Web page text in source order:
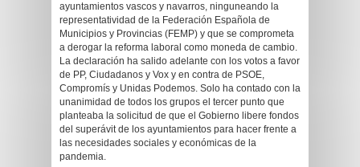
ayuntamientos vascos y navarros, ninguneando la
representatividad de la Federación Española de
Municipios y Provincias (FEMP) y que se comprometa
a derogar la reforma laboral como moneda de cambio.
La declaración ha salido adelante con los votos a favor
de PP, Ciudadanos y Vox y en contra de PSOE,
Compromís y Unidas Podemos. Solo ha contado con la
unanimidad de todos los grupos el tercer punto que
planteaba la solicitud de que el Gobierno libere fondos
del superávit de los ayuntamientos para hacer frente a
las necesidades sociales y económicas de la
pandemia.